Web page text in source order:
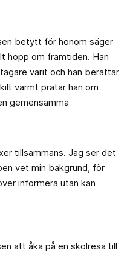
betytt för honom säger
hopp om framtiden. Han
varit och han berättar
varmt pratar han om
gemensamma
tillsammans. Jag ser det
vet min bakgrund, för
informera utan kan
att åka på en skolresa till